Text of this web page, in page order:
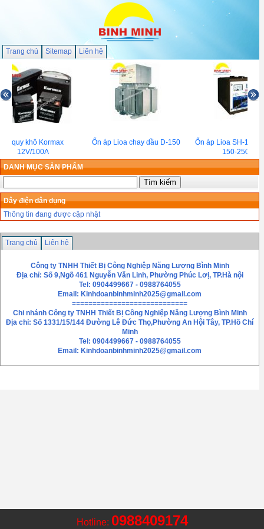
Trang chủ Sitemap Liên hệ
Ắc quy khô Kormax
12V/100A
Ổn áp Lioa chay dầu D-150
Ổn áp Lioa SH-
150-250V)
DANH MỤC SẢN PHẨM
Dây điện dân dụng
Thông tin đang được cập nhật
0988409174
Trang chủ Liên hệ
Công ty TNHH Thiết Bị Công Nghiệp Năng Lượng Bình Minh
Địa chỉ: Số 9,Ngõ 461 Nguyễn Văn Linh, Phường Phúc Lơị, TP.Hà nội
Tel: 0904499667 - 0988764055
Email: Kinhdoanbinhminh2025@gmail.com
============================
Chi nhánh Công ty TNHH Thiết Bị Công Nghiệp Năng Lượng Bình Minh
Địa chỉ: Số 1331/15/144 Đường Lê Đức Thọ,Phường An Hội Tây, TP.Hồ Chí
Minh
Tel: 0904499667 - 0988764055
Email: Kinhdoanbinhminh2025@gmail.com